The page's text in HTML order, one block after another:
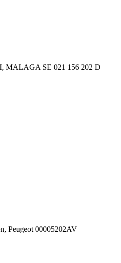
MALAGA SE 021 156 202 D
Peugeot 00005202AV